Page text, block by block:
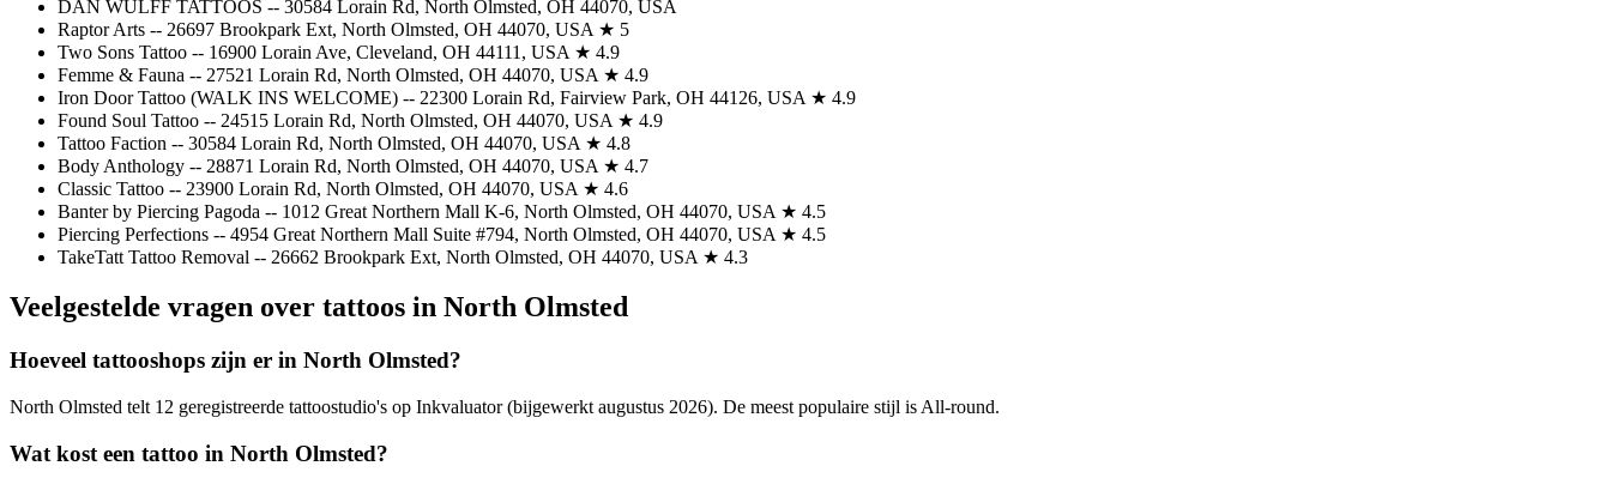
DAN WULFF TATTOOS -- 30584 Lorain Rd, North Olmsted, OH 44070, USA
Raptor Arts -- 26697 Brookpark Ext, North Olmsted, OH 44070, USA ★ 5
Two Sons Tattoo -- 16900 Lorain Ave, Cleveland, OH 44111, USA ★ 4.9
Femme & Fauna -- 27521 Lorain Rd, North Olmsted, OH 44070, USA ★ 4.9
Iron Door Tattoo (WALK INS WELCOME) -- 22300 Lorain Rd, Fairview Park, OH 44126, USA ★ 4.9
Found Soul Tattoo -- 24515 Lorain Rd, North Olmsted, OH 44070, USA ★ 4.9
Tattoo Faction -- 30584 Lorain Rd, North Olmsted, OH 44070, USA ★ 4.8
Body Anthology -- 28871 Lorain Rd, North Olmsted, OH 44070, USA ★ 4.7
Classic Tattoo -- 23900 Lorain Rd, North Olmsted, OH 44070, USA ★ 4.6
Banter by Piercing Pagoda -- 1012 Great Northern Mall K-6, North Olmsted, OH 44070, USA ★ 4.5
Piercing Perfections -- 4954 Great Northern Mall Suite #794, North Olmsted, OH 44070, USA ★ 4.5
TakeTatt Tattoo Removal -- 26662 Brookpark Ext, North Olmsted, OH 44070, USA ★ 4.3
Veelgestelde vragen over tattoos in North Olmsted
Hoeveel tattooshops zijn er in North Olmsted?
North Olmsted telt 12 geregistreerde tattoostudio's op Inkvaluator (bijgewerkt augustus 2026). De meest populaire stijl is All-round.
Wat kost een tattoo in North Olmsted?